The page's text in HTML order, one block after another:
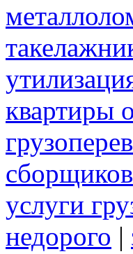
квартиры
сборщиков
услуги
недорого |